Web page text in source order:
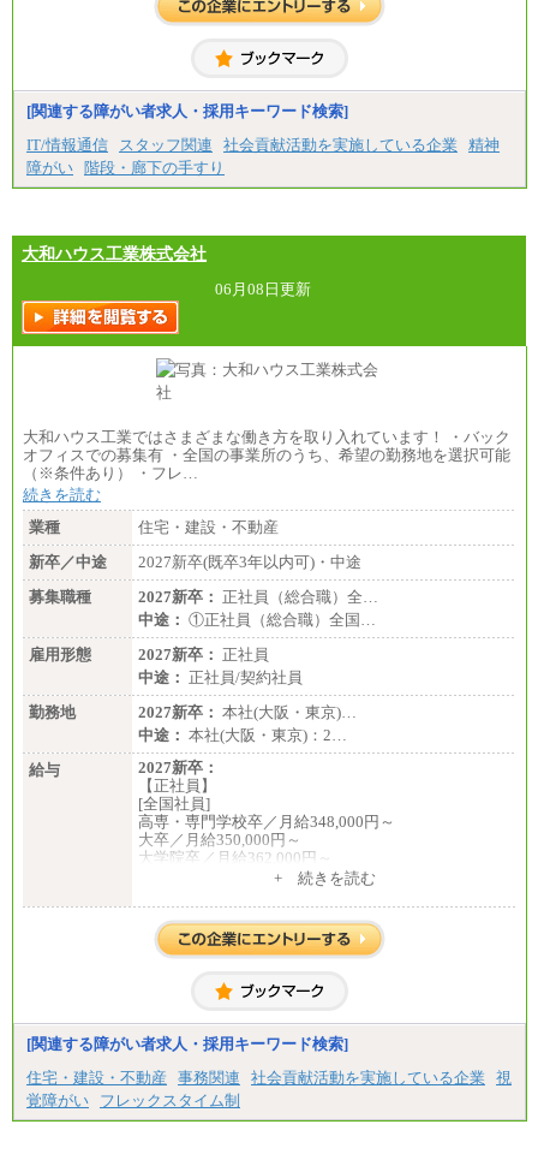
[関連する障がい者求人・採用キーワード検索]
IT/情報通信
スタッフ関連 社会貢献活動を実施している企業
精神
障がい 階段・廊下の手すり
大和ハウス工業株式会社
06月08日更新
大和ハウス工業ではさまざまな働き方を取り入れています！ ・バック
オフィスでの募集有 ・全国の事業所のうち、希望の勤務地を選択可能
（※条件あり） ・フレ…
続きを読む
業種
住宅・建設・不動産
新卒／中途
2027新卒(既卒3年以内可)・中途
募集職種
2027新卒： 正社員（総合職）全…
中途： ①正社員（総合職）全国…
雇用形態
2027新卒： 正社員
中途： 正社員/契約社員
勤務地
2027新卒： 本社(大阪・東京)…
中途： 本社(大阪・東京)：2…
給与
2027新卒：
【正社員】
[全国社員]
高専・専門学校卒／月給348,000円～
大卒／月給350,000円～
大学院卒／月給362,000円～
[地域社員]月給295,000円～
【正社員】
[全国社員]月給348,000円～
[地域社員]月給295,000円～
【契約社員】月給200,000円～
+ 続きを読む
[関連する障がい者求人・採用キーワード検索]
住宅・建設・不動産
事務関連 社会貢献活動を実施している企業
視
覚障がい
フレックスタイム制